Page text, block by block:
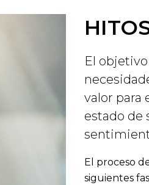
El
valor para
estado de
El proceso
siguientes